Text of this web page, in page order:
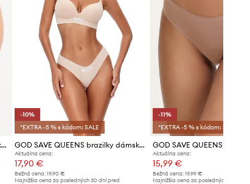
GOD SAVE QUEENS brazilky dámske SECOND SKIN PANTY CHEEKY
-10%
*EXTRA -5 % s kódom: SALE
GOD SAVE QUEENS brazilky dámske SECOND SKIN PANTY CHEEKY
Aktuálna cena:
17,90 €
Bežná cena:19,90 €
Najnižšia cena za posledných 30 dní pred
-11%
*EXTRA -5 % s kódom: SALE
Aktuálna cena:
15,99 €
Bežná cena: 19,99 €
Najnižšia cena za posledných 30 dní